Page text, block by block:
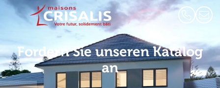
Fordern Sie unseren Katalog
an